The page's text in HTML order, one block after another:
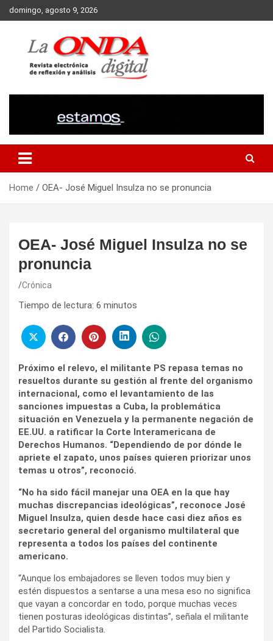
Skip
to
domingo, agosto 9, 2026
Home OEA- José Miguel Insulza no se pronuncia
OEA- José Miguel Insulza no se
pronuncia
Crónica
Tiempo de lectura: 6 minutos
Próximo el relevo, el militante PS repasa temas no
resueltos durante su gestión al frente del organismo
internacional, como el levantamiento de las
sanciones impuestas a Cuba, la problemática
situación en Venezuela y la permanente negación de
EE.UU. a ratificar la Corte Interamericana de
Derechos Humanos. “Dependiendo de por dónde le
apriete el zapato, unos países quieren priorizar unos
temas u otros”, reconoció.
“No ha sido fácil manejar una OEA en la que hay
muchas discrepancias ideológicas”, reconoce José
Miguel Insulza, quien desde hace casi diez años es
secretario general del organismo multilateral que
representa a todos los países del continente
americano.
“Aunque los embajadores se lleven todos muy bien y
estén dispuestos a sentarse a una mesa eso no significa
que vayan a concordar en todo, porque muchas veces
tienen posturas ideológicas distintas”, señala el militante
del Partido Socialista.